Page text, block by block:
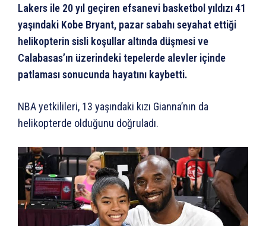
Lakers ile 20 yıl geçiren efsanevi basketbol yıldızı 41
yaşındaki Kobe Bryant, pazar sabahı seyahat ettiği
helikopterin sisli koşullar altında düşmesi ve
Calabasas’ın üzerindeki tepelerde alevler içinde
patlaması sonucunda hayatını kaybetti.
NBA yetkilileri, 13 yaşındaki kızı Gianna’nın da
helikopterde olduğunu doğruladı.